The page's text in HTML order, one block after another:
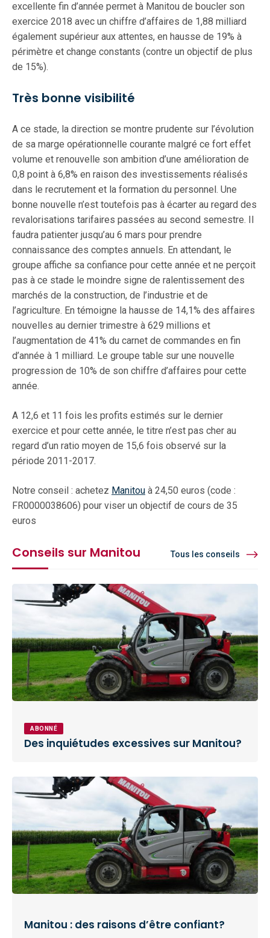
excellente fin d’année permet à Manitou de boucler son
exercice 2018 avec un chiffre d’affaires de 1,88 milliard
également supérieur aux attentes, en hausse de 19% à
périmètre et change constants (contre un objectif de plus
de 15%).
Très bonne visibilité
A ce stade, la direction se montre prudente sur l’évolution
de sa marge opérationnelle courante malgré ce fort effet
volume et renouvelle son ambition d’une amélioration de
0,8 point à 6,8% en raison des investissements réalisés
dans le recrutement et la formation du personnel. Une
bonne nouvelle n’est toutefois pas à écarter au regard des
revalorisations tarifaires passées au second semestre. Il
faudra patienter jusqu’au 6 mars pour prendre
connaissance des comptes annuels. En attendant, le
groupe affiche sa confiance pour cette année et ne perçoit
pas à ce stade le moindre signe de ralentissement des
marchés de la construction, de l’industrie et de
l’agriculture. En témoigne la hausse de 14,1% des affaires
nouvelles au dernier trimestre à 629 millions et
l’augmentation de 41% du carnet de commandes en fin
d’année à 1 milliard. Le groupe table sur une nouvelle
progression de 10% de son chiffre d’affaires pour cette
année.
A 12,6 et 11 fois les profits estimés sur le dernier
exercice et pour cette année, le titre n’est pas cher au
regard d’un ratio moyen de 15,6 fois observé sur la
période 2011-2017.
Notre conseil : achetez Manitou à 24,50 euros (code :
FR0000038606) pour viser un objectif de cours de 35
euros
Conseils sur Manitou Tous les conseils
ABONNÉ
Des inquiétudes excessives sur Manitou?
Manitou : des raisons d’être confiant?